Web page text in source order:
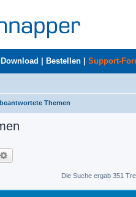
Download Bestellen Support-
Themen
Die Suche ergab 351